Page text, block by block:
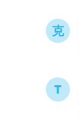
克
T